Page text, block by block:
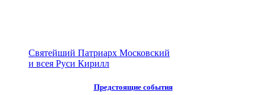
Святейший Патриарх Московский
и всея Руси Кирилл
Предстоящие события